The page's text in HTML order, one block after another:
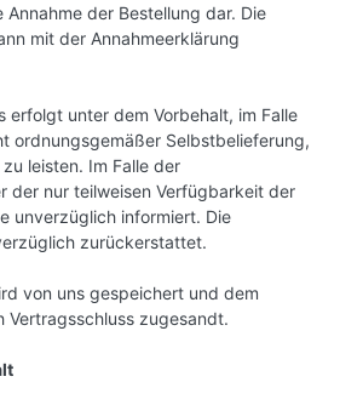
der Bestellung dar. Die
mit der Annahmeerklärung
erfolgt unter dem Vorbehalt, im Falle
ordnungsgemäßer Selbstbelieferung,
leisten. Im Falle der
der nur teilweisen Verfügbarkeit der
unverzüglich informiert. Die
zurückerstattet.
von uns gespeichert und dem
Vertragsschluss zugesandt.